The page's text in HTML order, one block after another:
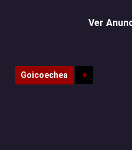
Ver
Goicoechea +